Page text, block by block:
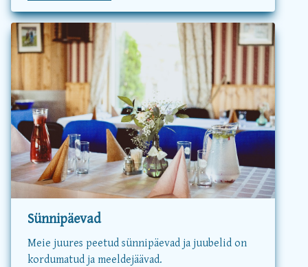
Sünnipäevad
Meie juures peetud sünnipäevad ja juubelid on
kordumatud ja meeldejäävad.